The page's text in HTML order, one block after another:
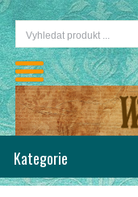
Kategorie